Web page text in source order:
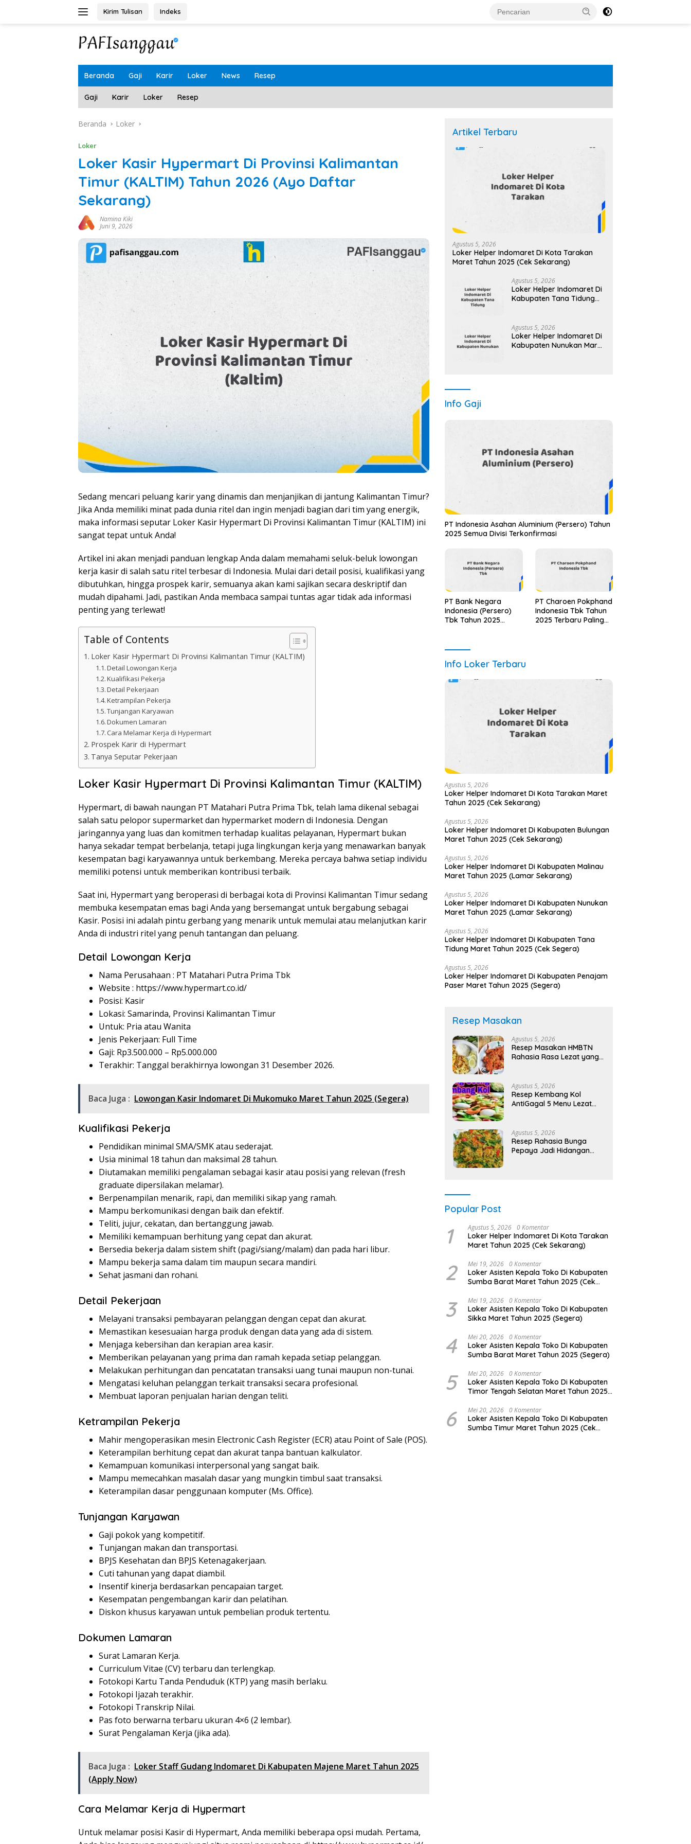
Kirim Tulisan Indeks
Beranda Gaji Karir Loker News Resep
Gaji Karir Loker Resep
Beranda Loker
Loker
Loker Kasir Hypermart Di Provinsi Kalimantan
Timur (KALTIM) Tahun 2026 (Ayo Daftar
Sekarang)
Namina Kiki
Juni 9, 2026
Sedang mencari peluang karir yang dinamis dan menjanjikan di jantung Kalimantan Timur?
Jika Anda memiliki minat pada dunia ritel dan ingin menjadi bagian dari tim yang energik,
maka informasi seputar Loker Kasir Hypermart Di Provinsi Kalimantan Timur (KALTIM) ini
sangat tepat untuk Anda!
Artikel ini akan menjadi panduan lengkap Anda dalam memahami seluk-beluk lowongan
kerja kasir di salah satu ritel terbesar di Indonesia. Mulai dari detail posisi, kualifikasi yang
dibutuhkan, hingga prospek karir, semuanya akan kami sajikan secara deskriptif dan
mudah dipahami. Jadi, pastikan Anda membaca sampai tuntas agar tidak ada informasi
penting yang terlewat!
Table of Contents
Loker Kasir Hypermart Di Provinsi Kalimantan Timur (KALTIM)
Detail Lowongan Kerja
Kualifikasi Pekerja
Detail Pekerjaan
Ketrampilan Pekerja
Tunjangan Karyawan
Dokumen Lamaran
Cara Melamar Kerja di Hypermart
Prospek Karir di Hypermart
Tanya Seputar Pekerjaan
Loker Kasir Hypermart Di Provinsi Kalimantan Timur (KALTIM)
Hypermart, di bawah naungan PT Matahari Putra Prima Tbk, telah lama dikenal sebagai
salah satu pelopor supermarket dan hypermarket modern di Indonesia. Dengan
jaringannya yang luas dan komitmen terhadap kualitas pelayanan, Hypermart bukan
hanya sekadar tempat berbelanja, tetapi juga lingkungan kerja yang menawarkan banyak
kesempatan bagi karyawannya untuk berkembang. Mereka percaya bahwa setiap individu
memiliki potensi untuk memberikan kontribusi terbaik.
Saat ini, Hypermart yang beroperasi di berbagai kota di Provinsi Kalimantan Timur sedang
membuka kesempatan emas bagi Anda yang bersemangat untuk bergabung sebagai
Kasir. Posisi ini adalah pintu gerbang yang menarik untuk memulai atau melanjutkan karir
Anda di industri ritel yang penuh tantangan dan peluang.
Detail Lowongan Kerja
Nama Perusahaan : PT Matahari Putra Prima Tbk
Website : https://www.hypermart.co.id/
Posisi: Kasir
Lokasi: Samarinda, Provinsi Kalimantan Timur
Untuk: Pria atau Wanita
Jenis Pekerjaan: Full Time
Gaji: Rp3.500.000 – Rp5.000.000
Terakhir: Tanggal berakhirnya lowongan 31 Desember 2026.
Baca Juga : Lowongan Kasir Indomaret Di Mukomuko Maret Tahun 2025 (Segera)
Kualifikasi Pekerja
Pendidikan minimal SMA/SMK atau sederajat.
Usia minimal 18 tahun dan maksimal 28 tahun.
Diutamakan memiliki pengalaman sebagai kasir atau posisi yang relevan (fresh
graduate dipersilakan melamar).
Berpenampilan menarik, rapi, dan memiliki sikap yang ramah.
Mampu berkomunikasi dengan baik dan efektif.
Teliti, jujur, cekatan, dan bertanggung jawab.
Memiliki kemampuan berhitung yang cepat dan akurat.
Bersedia bekerja dalam sistem shift (pagi/siang/malam) dan pada hari libur.
Mampu bekerja sama dalam tim maupun secara mandiri.
Sehat jasmani dan rohani.
Detail Pekerjaan
Melayani transaksi pembayaran pelanggan dengan cepat dan akurat.
Memastikan kesesuaian harga produk dengan data yang ada di sistem.
Menjaga kebersihan dan kerapian area kasir.
Memberikan pelayanan yang prima dan ramah kepada setiap pelanggan.
Melakukan perhitungan dan pencatatan transaksi uang tunai maupun non-tunai.
Mengatasi keluhan pelanggan terkait transaksi secara profesional.
Membuat laporan penjualan harian dengan teliti.
Ketrampilan Pekerja
Mahir mengoperasikan mesin Electronic Cash Register (ECR) atau Point of Sale (POS).
Keterampilan berhitung cepat dan akurat tanpa bantuan kalkulator.
Kemampuan komunikasi interpersonal yang sangat baik.
Mampu memecahkan masalah dasar yang mungkin timbul saat transaksi.
Keterampilan dasar penggunaan komputer (Ms. Office).
Tunjangan Karyawan
Gaji pokok yang kompetitif.
Tunjangan makan dan transportasi.
BPJS Kesehatan dan BPJS Ketenagakerjaan.
Cuti tahunan yang dapat diambil.
Insentif kinerja berdasarkan pencapaian target.
Kesempatan pengembangan karir dan pelatihan.
Diskon khusus karyawan untuk pembelian produk tertentu.
Dokumen Lamaran
Surat Lamaran Kerja.
Curriculum Vitae (CV) terbaru dan terlengkap.
Fotokopi Kartu Tanda Penduduk (KTP) yang masih berlaku.
Fotokopi Ijazah terakhir.
Fotokopi Transkrip Nilai.
Pas foto berwarna terbaru ukuran 4×6 (2 lembar).
Surat Pengalaman Kerja (jika ada).
Baca Juga : Loker Staff Gudang Indomaret Di Kabupaten Majene Maret Tahun 2025
(Apply Now)
Cara Melamar Kerja di Hypermart
Untuk melamar posisi Kasir di Hypermart, Anda memiliki beberapa opsi mudah. Pertama,
Artikel Terbaru
Agustus 5, 2026
Loker Helper Indomaret Di Kota Tarakan
Maret Tahun 2025 (Cek Sekarang)
Agustus 5, 2026
Loker Helper Indomaret Di
Kabupaten Tana Tidung
Agustus 5, 2026
Loker Helper Indomaret Di
Kabupaten Nunukan Maret
Info Gaji
PT Indonesia Asahan Aluminium (Persero) Tahun
2025 Semua Divisi Terkonfirmasi
PT Bank Negara
Indonesia (Persero)
Tbk Tahun 2025
PT Charoen Pokphand
Indonesia Tbk Tahun
2025 Terbaru Paling
Info Loker Terbaru
Agustus 5, 2026
Loker Helper Indomaret Di Kota Tarakan Maret
Tahun 2025 (Cek Sekarang)
Agustus 5, 2026
Loker Helper Indomaret Di Kabupaten Bulungan
Maret Tahun 2025 (Cek Sekarang)
Agustus 5, 2026
Loker Helper Indomaret Di Kabupaten Malinau
Maret Tahun 2025 (Lamar Sekarang)
Agustus 5, 2026
Loker Helper Indomaret Di Kabupaten Nunukan
Maret Tahun 2025 (Lamar Sekarang)
Agustus 5, 2026
Loker Helper Indomaret Di Kabupaten Tana
Tidung Maret Tahun 2025 (Cek Segera)
Agustus 5, 2026
Loker Helper Indomaret Di Kabupaten Penajam
Paser Maret Tahun 2025 (Segera)
Resep Masakan
Agustus 5, 2026
Resep Masakan HMBTN
Rahasia Rasa Lezat yang
Agustus 5, 2026
Resep Kembang Kol
AntiGagal 5 Menu Lezat
Agustus 5, 2026
Resep Rahasia Bunga
Pepaya Jadi Hidangan
Popular Post
1 Agustus 5, 2026 0 Komentar
Loker Helper Indomaret Di Kota Tarakan
Maret Tahun 2025 (Cek Sekarang)
2 Mei 19, 2026 0 Komentar
Loker Asisten Kepala Toko Di Kabupaten
Sumba Barat Maret Tahun 2025 (Cek
3 Mei 19, 2026 0 Komentar
Loker Asisten Kepala Toko Di Kabupaten
Sikka Maret Tahun 2025 (Segera)
4 Mei 20, 2026 0 Komentar
Loker Asisten Kepala Toko Di Kabupaten
Sumba Barat Maret Tahun 2025 (Segera)
5 Mei 20, 2026 0 Komentar
Loker Asisten Kepala Toko Di Kabupaten
Timor Tengah Selatan Maret Tahun 2025
6 Mei 20, 2026 0 Komentar
Loker Asisten Kepala Toko Di Kabupaten
Sumba Timur Maret Tahun 2025 (Cek